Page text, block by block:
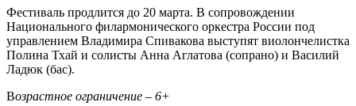
Фестиваль продлится до 20 марта. В сопровождении
Национального филармонического оркестра России под
управлением Владимира Спивакова выступят виолончелистка
Полина Тхай и солисты Анна Аглатова (сопрано) и Василий
Ладюк (бас).
Возрастное ограничение – 6+